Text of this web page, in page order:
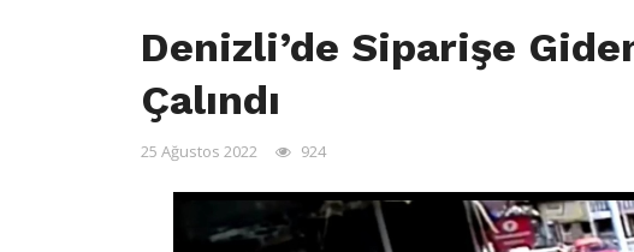
Denizli’de Siparişe
Çalındı
25 Ağustos 2022 924